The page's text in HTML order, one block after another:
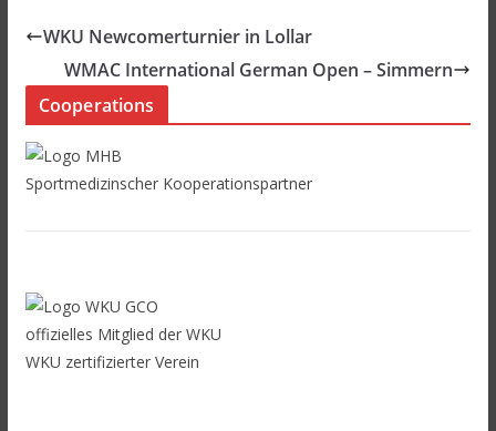
WKU Newcomerturnier in Lollar
WMAC International German Open – Simmern
Cooperations
Sportmedizinscher Kooperationspartner
offizielles Mitglied der WKU
WKU zertifizierter Verein